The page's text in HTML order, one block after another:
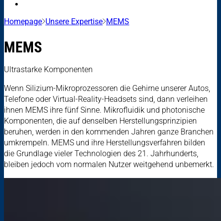
Homepage Unsere Expertise MEMS
MEMS
Ultrastarke Komponenten
Wenn Silizium-Mikroprozessoren die Gehirne unserer Autos,
Telefone oder Virtual-Reality-Headsets sind, dann verleihen
ihnen MEMS ihre fünf Sinne. Mikrofluidik und photonische
Komponenten, die auf denselben Herstellungsprinzipien
beruhen, werden in den kommenden Jahren ganze Branchen
umkrempeln. MEMS und ihre Herstellungsverfahren bilden
die Grundlage vieler Technologien des 21. Jahrhunderts,
bleiben jedoch vom normalen Nutzer weitgehend unbemerkt.